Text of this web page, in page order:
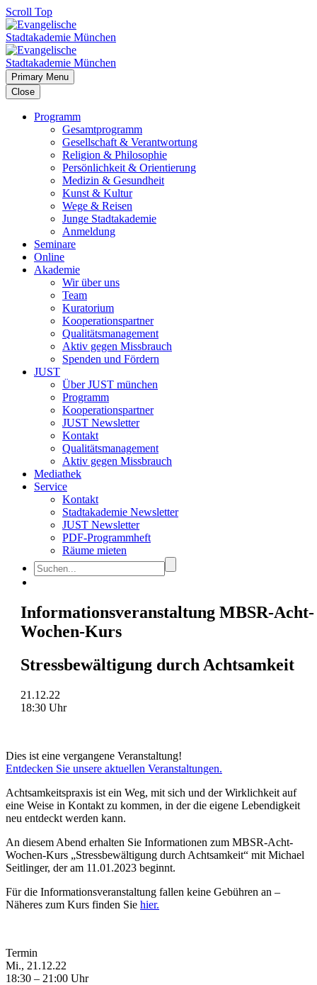
Scroll Top
Primary Menu
Close
Programm
Gesamtprogramm
Gesellschaft & Verantwortung
Religion & Philosophie
Persönlichkeit & Orientierung
Medizin & Gesundheit
Kunst & Kultur
Wege & Reisen
Junge Stadtakademie
Anmeldung
Seminare
Online
Akademie
Wir über uns
Team
Kuratorium
Kooperationspartner
Qualitätsmanagement
Aktiv gegen Missbrauch
Spenden und Fördern
JUST
Über JUST münchen
Programm
Kooperationspartner
JUST Newsletter
Kontakt
Qualitätsmanagement
Aktiv gegen Missbrauch
Mediathek
Service
Kontakt
Stadtakademie Newsletter
JUST Newsletter
PDF-Programmheft
Räume mieten
Informationsveranstaltung MBSR-Acht-
Wochen-Kurs
Stressbewältigung durch Achtsamkeit
21.12.22
18:30 Uhr
Dies ist eine vergangene Veranstaltung!
Entdecken Sie unsere aktuellen Veranstaltungen.
Achtsamkeitspraxis ist ein Weg, mit sich und der Wirklichkeit auf
eine Weise in Kontakt zu kommen, in der die eigene Lebendigkeit
neu entdeckt werden kann.
An diesem Abend erhalten Sie Informationen zum MBSR-Acht-
Wochen-Kurs „Stressbewältigung durch Achtsamkeit“ mit Michael
Seitlinger, der am 11.01.2023 beginnt.
Für die Informationsveranstaltung fallen keine Gebühren an –
Näheres zum Kurs finden Sie hier.
Termin
Mi., 21.12.22
18:30 – 21:00 Uhr